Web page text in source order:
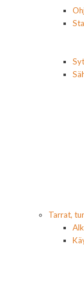
Tarrat,